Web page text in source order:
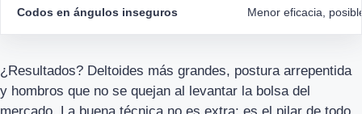
Codos en ángulos inseguros Menor eficacia,
¿Resultados? Deltoides más grandes, postura arrepentida
y hombros que no se quejan al levantar la bolsa del
mercado. La buena técnica no es extra; es el pilar de todo